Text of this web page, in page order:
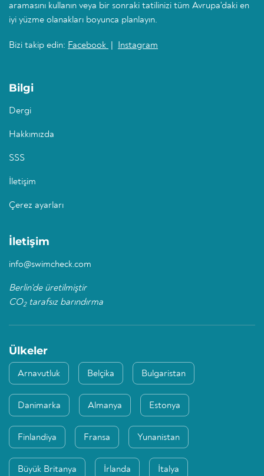
aramasını kullanın veya bir sonraki tatilinizi tüm Avrupa'daki en
iyi yüzme olanakları boyunca planlayın.
Bizi takip edin: Facebook Instagram
Bilgi
Dergi
Hakkımızda
SSS
İletişim
Çerez ayarları
İletişim
info@swimcheck.com
Berlin'de üretilmiştir
CO2tarafsız barındırma
Ülkeler
Arnavutluk Belçika Bulgaristan
Danimarka Almanya Estonya
Finlandiya Fransa Yunanistan
Büyük Britanya İrlanda İtalya